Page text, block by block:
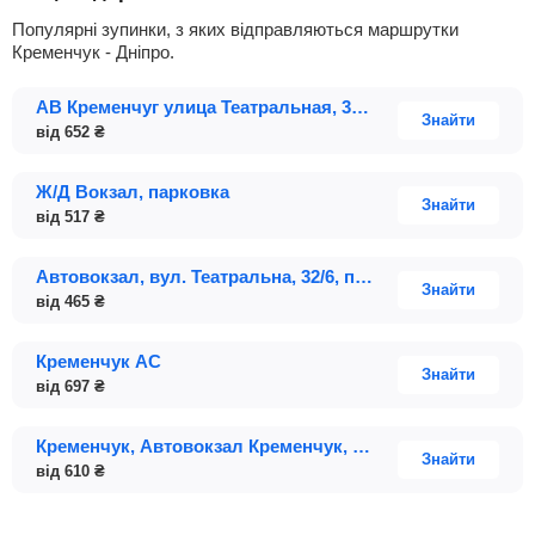
Популярні зупинки, з яких відправляються маршрутки
Кременчук - Дніпро.
АВ Кременчуг улица Театральная, 32/6
від 652 ₴
Знайти
Кременчук АС
від 697 ₴
Знайти
Ж/Д Вокзал, парковка
від 517 ₴
Знайти
Кременчук, Автовокзал Кременчук, вулиця Театральна; будинок 32/6
від 610 ₴
Знайти
Автовокзал, вул. Театральна, 32/6, платформа 1-2
від 465 ₴
Знайти